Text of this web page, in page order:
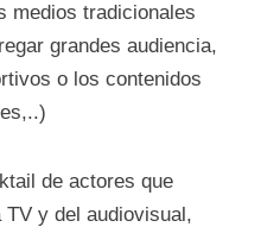
medios tradicionales
grandes audiencia,
o los contenidos
de actores que
y del audiovisual,